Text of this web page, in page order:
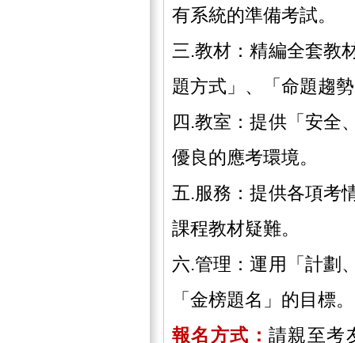
有系統的準備考試。
三.教材：精編全套教
題方式」、「命題趨
四.教室：提供「安全
優良的應考環境。
五.服務：提供各項考
課程教材疑難。
六.管理：運用「計劃
「金榜題名」的目標。
報名方式：請親至考